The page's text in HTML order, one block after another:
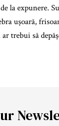
la expunere.
ușoară,
trebui să